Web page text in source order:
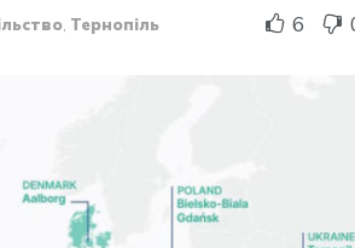
, Тернопіль 6